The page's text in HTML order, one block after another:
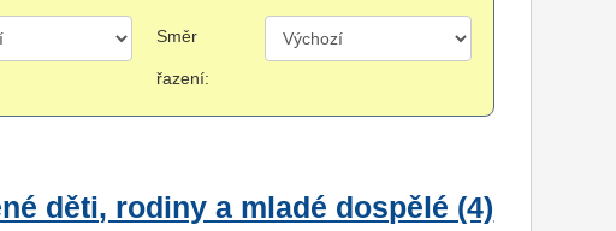
Směr
řazení:
děti, rodiny a mladé dospělé (4)